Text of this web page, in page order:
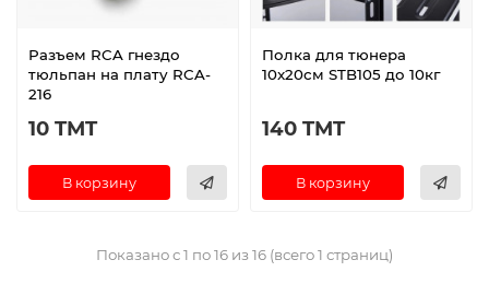
Разъем RCA гнездо
тюльпан на плату RCA-
216
10 TMT
В корзину
Полка для тюнера
10x20см STB105 до 10кг
140 TMT
В корзину
Показано с 1 по 16 из 16 (всего 1 страниц)